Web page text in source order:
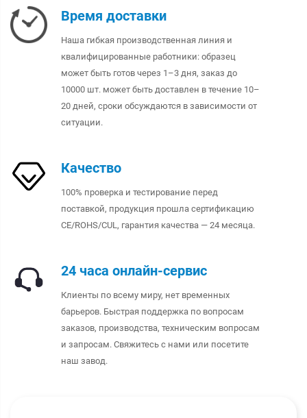
Время доставки
Наша гибкая производственная линия и
квалифицированные работники: образец
может быть готов через 1–3 дня, заказ до
10000 шт. может быть доставлен в течение 10–
20 дней, сроки обсуждаются в зависимости от
ситуации.
Качество
100% проверка и тестирование перед
поставкой, продукция прошла сертификацию
CE/ROHS/CUL, гарантия качества — 24 месяца.
24 часа онлайн-сервис
Клиенты по всему миру, нет временных
барьеров. Быстрая поддержка по вопросам
заказов, производства, техническим вопросам
и запросам. Свяжитесь с нами или посетите
наш завод.